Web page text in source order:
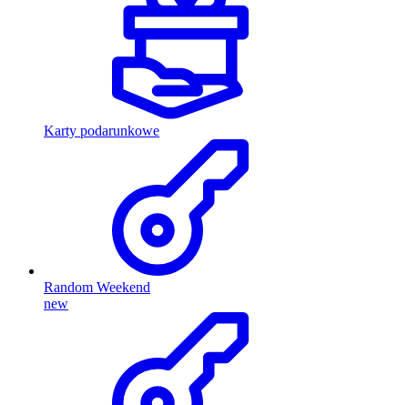
Karty podarunkowe
Random Weekend
new